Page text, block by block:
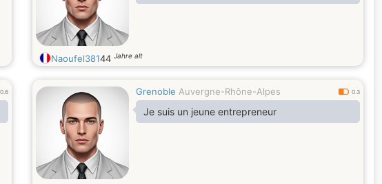
Naoufel38144 Jahre alt
0.6 Grenoble Auvergne-Rhône-Alpes 0.3
Je suis un jeune entrepreneur